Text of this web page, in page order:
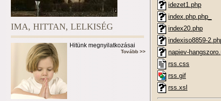
idezet1.php
index.php.php_
index20.php
indexiso8859-
napiev-
rss.css
rss.gif
rss.xsl
IMA, HITTAN, LELKISÉG
Hitünk megnyilatkozásai
Tovább >>